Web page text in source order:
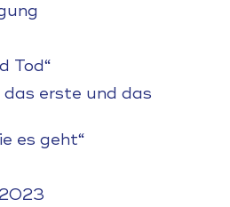
Tod“
erste und das
es geht“